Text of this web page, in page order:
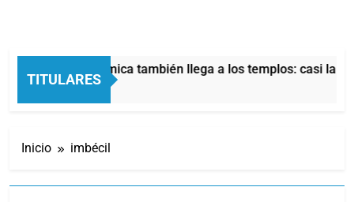
TITULARES
crisis económica también llega a los templos: casi la
Horas Atrás
Inicio imbécil